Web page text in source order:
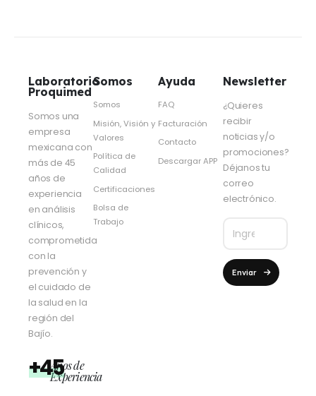
Laboratorio
Proquimed
Somos una
empresa
mexicana con
más de 45
años de
experiencia
en análisis
clínicos,
comprometida
con la
prevención y
el cuidado de
la salud en la
región del
Bajío.
+45Años de
Experiencia
Somos
Somos
Misión, Visión y
Valores
Política de
Calidad
Certificaciones
Bolsa de
Trabajo
Ayuda
FAQ
Facturación
Contacto
Descargar APP
Newsletter
¿Quieres
recibir
noticias y/o
promociones?
Déjanos tu
correo
electrónico.
Enviar